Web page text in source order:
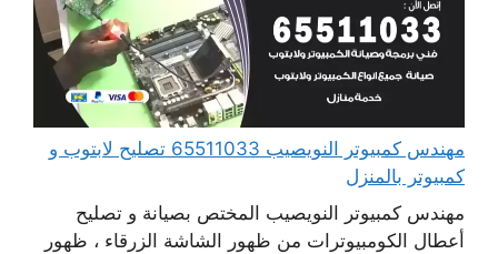
مهندس كمبيوتر النويصيب 65511033 تصليح لابتوب و
كمبيوتر بالمنزل
مهندس كمبيوتر النويصيب المختص بصيانة و تصليح
أعطال الكومبيوترات من ظهور الشاشة الزرقاء ، ظهور